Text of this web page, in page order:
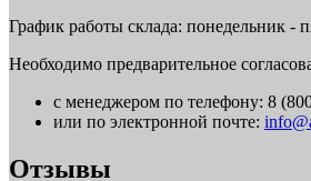
График работы склада: понедельник -
Необходимо предварительное
с менеджером по телефону: 8
или по электронной почте:
Отзывы